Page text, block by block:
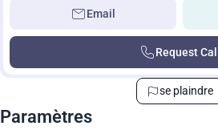
Email
Request Call
se plaindre
Paramètres